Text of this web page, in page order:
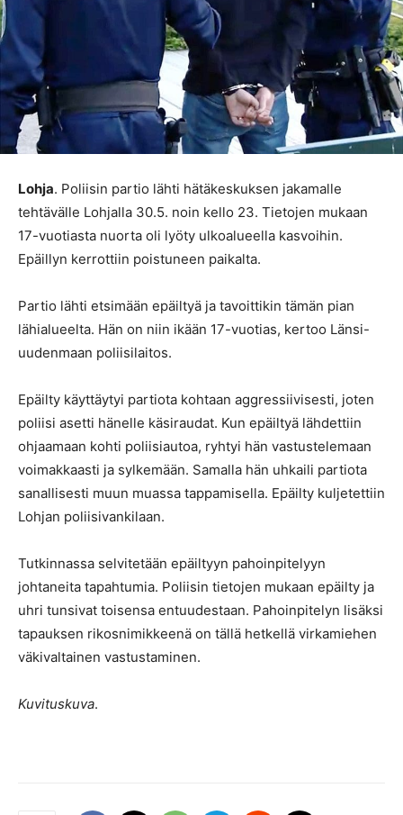
Lohja. Poliisin partio lähti hätäkeskuksen jakamalle
tehtävälle Lohjalla 30.5. noin kello 23. Tietojen mukaan
17-vuotiasta nuorta oli lyöty ulkoalueella kasvoihin.
Epäillyn kerrottiin poistuneen paikalta.
Partio lähti etsimään epäiltyä ja tavoittikin tämän pian
lähialueelta. Hän on niin ikään 17-vuotias, kertoo Länsi-
uudenmaan poliisilaitos.
Epäilty käyttäytyi partiota kohtaan aggressiivisesti, joten
poliisi asetti hänelle käsiraudat. Kun epäiltyä lähdettiin
ohjaamaan kohti poliisiautoa, ryhtyi hän vastustelemaan
voimakkaasti ja sylkemään. Samalla hän uhkaili partiota
sanallisesti muun muassa tappamisella. Epäilty kuljetettiin
Lohjan poliisivankilaan.
Tutkinnassa selvitetään epäiltyyn pahoinpitelyyn
johtaneita tapahtumia. Poliisin tietojen mukaan epäilty ja
uhri tunsivat toisensa entuudestaan. Pahoinpitelyn lisäksi
tapauksen rikosnimikkeenä on tällä hetkellä virkamiehen
väkivaltainen vastustaminen.
Kuvituskuva.